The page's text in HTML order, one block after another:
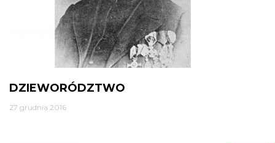
DZIEWORÓDZTWO
27 grudnia 2016